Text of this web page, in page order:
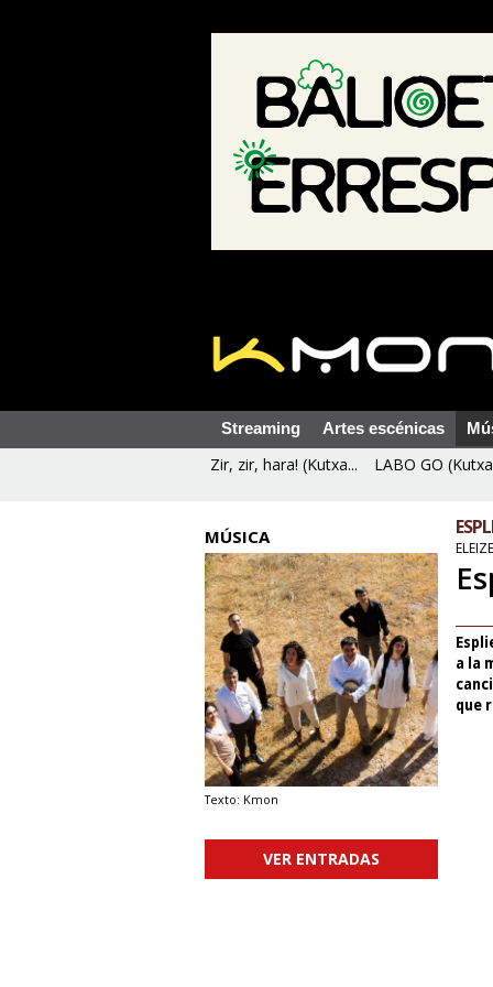
Streaming Artes escénicas
Zir, zir, hara! (Kutxa... LABO GO
MÚSICA
Texto: Kmon
VER ENTRADAS
a la
que